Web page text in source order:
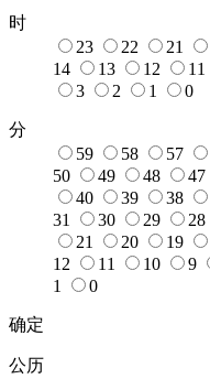
时
23
22 21
14
13 12 11
3
2 1 0
分
59
58 57
50
49 48 47
40
39 38
31
30 29 28
21
20 19
12
11 10 9
1
0
确定
公历